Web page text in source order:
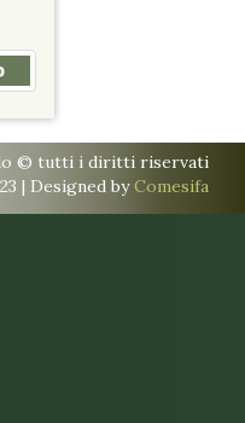
© tutti i diritti riservati
| Designed byComesifa